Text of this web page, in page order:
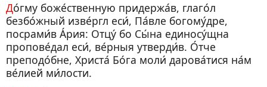
До́гму боже́ственную придержа́в, глаго́л
безбо́жный изве́ргл еси́, Па́вле богому́дре,
посрами́в А́рия: Отцу́ бо Сы́на единосу́щна
пропове́дал еси́, ве́рныя утверди́в. О́тче
преподо́бне, Христа́ Бо́га моли́ дарова́тися на́м
ве́лией ми́лости.